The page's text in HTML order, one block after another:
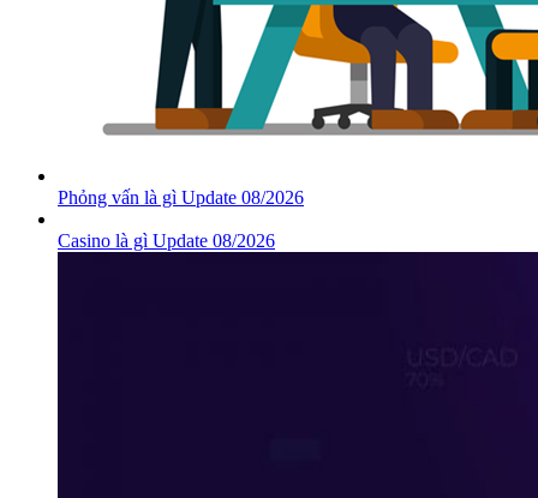
Phỏng vấn là gì Update 08/2026
Casino là gì Update 08/2026